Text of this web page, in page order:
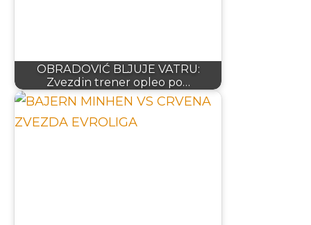
OBRADOVIĆ BLJUJE VATRU:
Zvezdin trener opleo po…